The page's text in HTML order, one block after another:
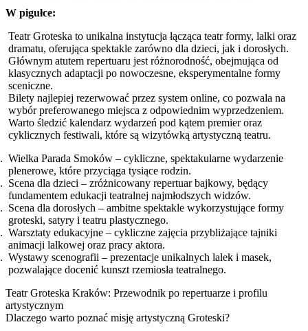
W pigułce:
Teatr Groteska to unikalna instytucja łącząca teatr formy, lalki oraz
dramatu, oferująca spektakle zarówno dla dzieci, jak i dorosłych.
Głównym atutem repertuaru jest różnorodność, obejmująca od
klasycznych adaptacji po nowoczesne, eksperymentalne formy
sceniczne.
Bilety najlepiej rezerwować przez system online, co pozwala na
wybór preferowanego miejsca z odpowiednim wyprzedzeniem.
Warto śledzić kalendarz wydarzeń pod kątem premier oraz
cyklicznych festiwali, które są wizytówką artystyczną teatru.
Wielka Parada Smoków – cykliczne, spektakularne wydarzenie
plenerowe, które przyciąga tysiące rodzin.
Scena dla dzieci – zróżnicowany repertuar bajkowy, będący
fundamentem edukacji teatralnej najmłodszych widzów.
Scena dla dorosłych – ambitne spektakle wykorzystujące formy
groteski, satyry i teatru plastycznego.
Warsztaty edukacyjne – cykliczne zajęcia przybliżające tajniki
animacji lalkowej oraz pracy aktora.
Wystawy scenografii – prezentacje unikalnych lalek i masek,
pozwalające docenić kunszt rzemiosła teatralnego.
Teatr Groteska Kraków: Przewodnik po repertuarze i profilu
artystycznym
Dlaczego warto poznać misję artystyczną Groteski?